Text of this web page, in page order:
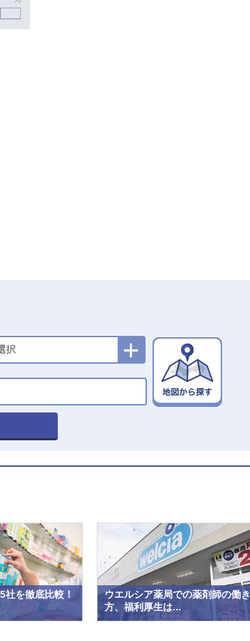
択
社を徹底比較！
ウエルシア薬局での薬剤師の働き
方、福利厚生は...